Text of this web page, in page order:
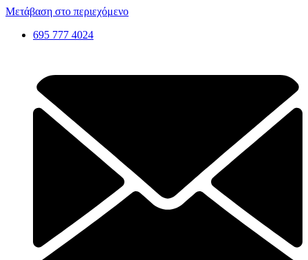
Μετάβαση στο περιεχόμενο
695 777 4024